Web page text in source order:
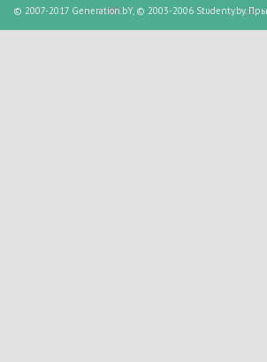
© 2007-2017 Generation.bY, © 2003-2006 Studenty.by. Пры